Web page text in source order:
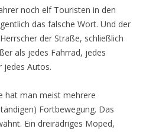
noch elf Touristen in den
das falsche Wort. Und der
der Straße, schließlich
als jedes Fahrrad, jedes
jedes Autos.
hat man meist mehrere
Fortbewegung. Das
Ein dreirädriges Moped,